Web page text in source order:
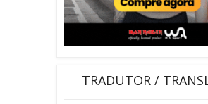
TRADUTOR /